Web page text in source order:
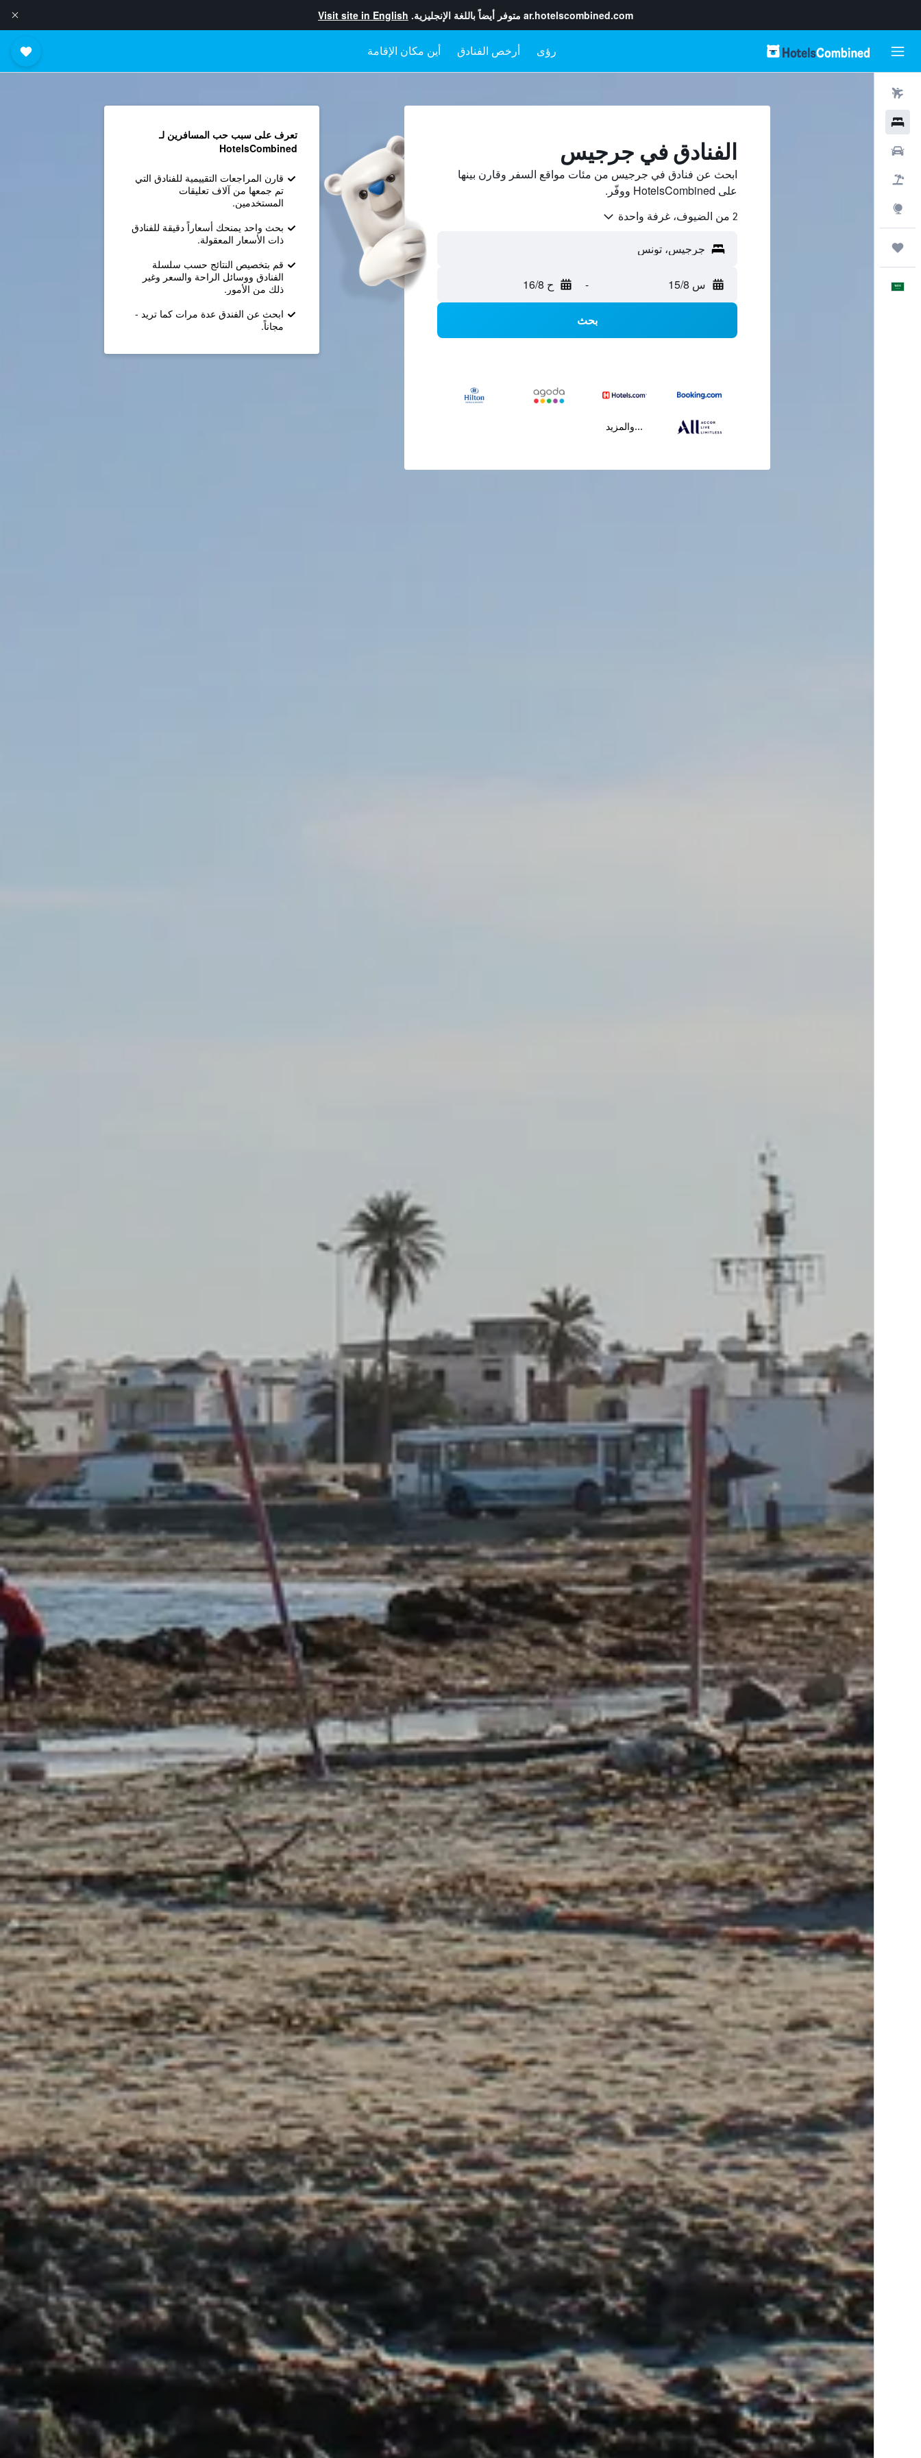
ar.hotelscombined.com متوفر أيضاً باللغة الإنجليزية. Visit site in English
رؤى أرخص الفنادق أين مكان الإقامة
الفنادق في جرجيس
ابحث عن فنادق في جرجيس من مئات مواقع السفر وقارن بينها
على HotelsCombined ووفّر.
2 من الضيوف، غرفة واحدة
س 15/8 - ح 16/8
بحث
...والمزيد
تعرف على سبب حب المسافرين لـ
HotelsCombined
قارن المراجعات التقييمية للفنادق التي
تم جمعها من آلاف تعليقات
المستخدمين.
بحث واحد يمنحك أسعاراً دقيقة للفنادق
ذات الأسعار المعقولة.
قم بتخصيص النتائج حسب سلسلة
الفنادق ووسائل الراحة والسعر وغير
ذلك من الأمور.
ابحث عن الفندق عدة مرات كما تريد -
مجاناً.